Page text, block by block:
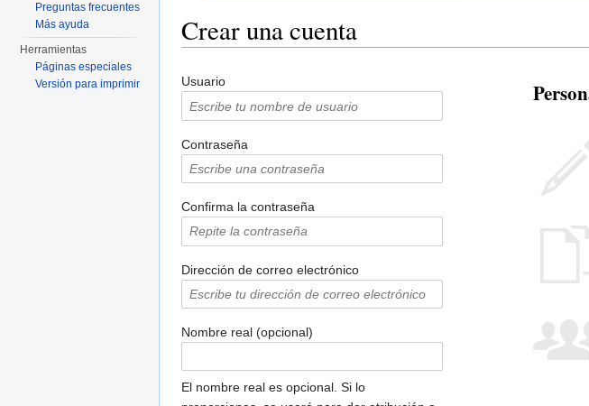
Crear una cuenta
Usuario
Contraseña
Confirma la contraseña
Dirección de correo electrónico
Nombre real (opcional)
El nombre real es opcional. Si lo
Preguntas frecuentes
Más ayuda
Herramientas
Páginas especiales
Versión para imprimir